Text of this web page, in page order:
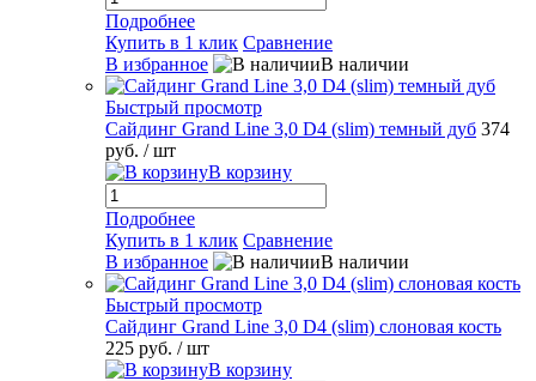
Подробнее
Купить в 1 клик Сравнение
В избранное
В наличии
Быстрый просмотр
Сайдинг Grand Line 3,0 D4 (slim) темный дуб 374
руб. / шт
В корзину
Подробнее
Купить в 1 клик Сравнение
В избранное
В наличии
Быстрый просмотр
Сайдинг Grand Line 3,0 D4 (slim) слоновая кость
225 руб. / шт
В корзину